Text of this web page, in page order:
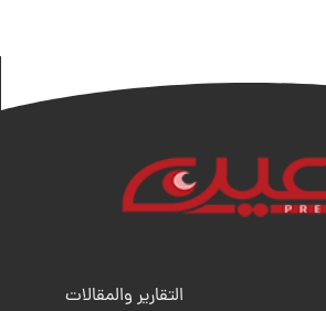
التقارير والمقالات